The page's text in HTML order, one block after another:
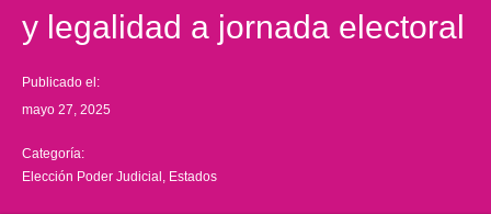
y legalidad a jornada electoral
Publicado el:
mayo 27, 2025
Categoría:
Elección Poder Judicial Estados